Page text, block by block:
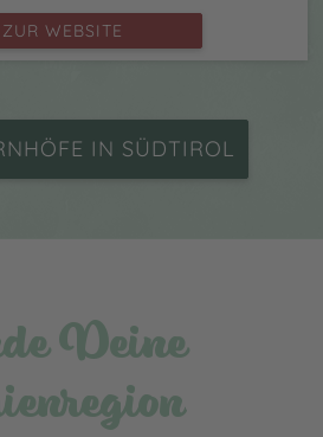
ZUR WEBSITE
IN SÜDTIROL
Deine